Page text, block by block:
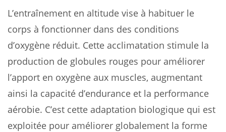
L’entraînement en altitude vise à habituer le
corps à fonctionner dans des conditions
d’oxygène réduit. Cette acclimatation stimule la
production de globules rouges pour améliorer
l’apport en oxygène aux muscles, augmentant
ainsi la capacité d’endurance et la performance
aérobie. C’est cette adaptation biologique qui est
exploitée pour améliorer globalement la forme